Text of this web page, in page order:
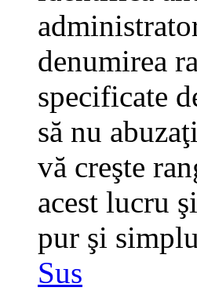
denumirea
specificate
să nu
vă creşte
acest lucru
pur şi
Sus